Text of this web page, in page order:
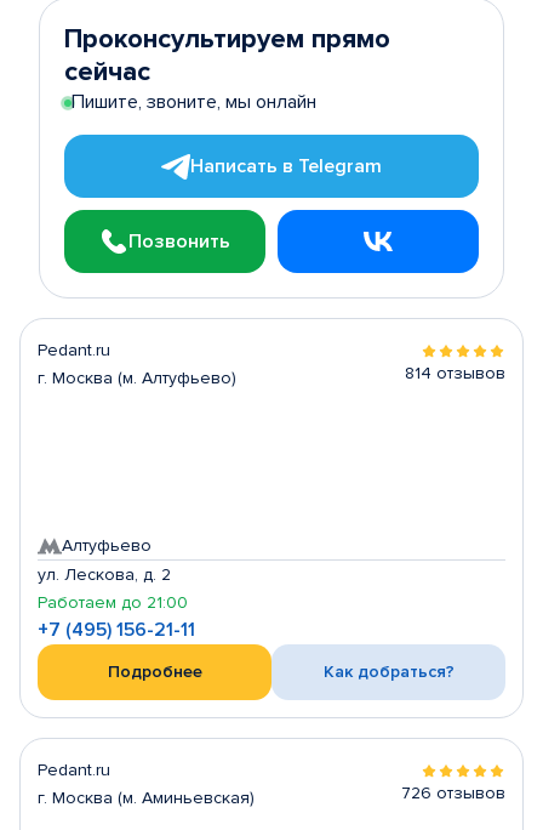
Проконсультируем прямо
сейчас
Пишите, звоните, мы онлайн
Написать в Telegram
Позвонить
Pedant.ru
г. Москва (м. Алтуфьево)
814 отзывов
Алтуфьево
ул. Лескова, д. 2
Работаем до 21:00
+7 (495) 156-21-11
Подробнее Как добраться?
Pedant.ru
г. Москва (м. Аминьевская)
726 отзывов